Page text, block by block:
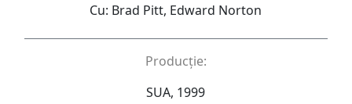
Cu: Brad Pitt, Edward Norton
Producție:
SUA, 1999